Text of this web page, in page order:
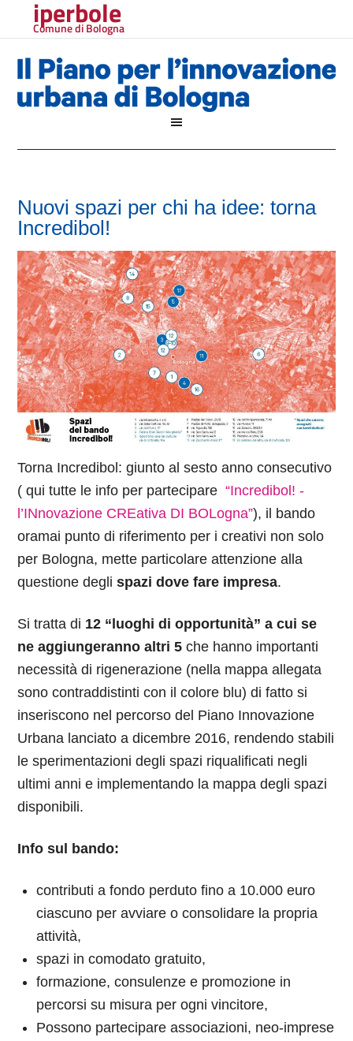
iperbole
Comune di Bologna
Nuovi spazi per chi ha idee: torna
Incredibol!
Torna Incredibol: giunto al sesto anno consecutivo
( qui tutte le info per partecipare “Incredibol! -
l’INnovazione CREativa DI BOLogna”), il bando
oramai punto di riferimento per i creativi non solo
per Bologna, mette particolare attenzione alla
questione deglispazi dove fare impresa.
Si tratta di 12 “luoghi di opportunità” a cui se
ne aggiungeranno altri 5che hanno importanti
necessità di rigenerazione (nella mappa allegata
sono contraddistinti con il colore blu) di fatto si
inseriscono nel percorso del Piano Innovazione
Urbana lanciato a dicembre 2016, rendendo stabili
le sperimentazioni degli spazi riqualificati negli
ultimi anni e implementando la mappa degli spazi
disponibili.
Info sul bando:
contributi a fondo perduto fino a 10.000 euro
ciascuno per avviare o consolidare la propria
attività,
spazi in comodato gratuito,
formazione, consulenze e promozione in
percorsi su misura per ogni vincitore,
Possono partecipare associazioni, neo-imprese